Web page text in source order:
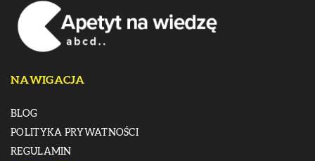
NAWIGACJA
BLOG
POLITYKA PRYWATNOŚCI
REGULAMIN